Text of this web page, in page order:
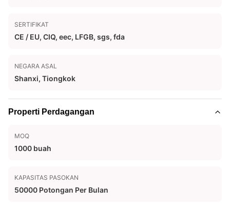
SERTIFIKAT
CE / EU, CIQ, eec, LFGB, sgs, fda
NEGARA ASAL
Shanxi, Tiongkok
Properti Perdagangan
MOQ
1000 buah
KAPASITAS PASOKAN
50000 Potongan Per Bulan